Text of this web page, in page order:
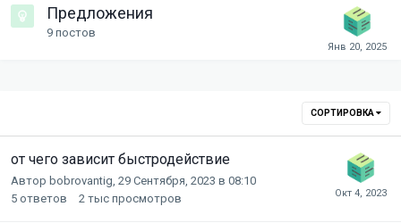
Предложения
9 постов
СОРТИРОВКА
от чего зависит быстродействие
Автор bobrovantig 29 Сентября, 2023 в 08:10
5 ответов 2 тыс просмотров